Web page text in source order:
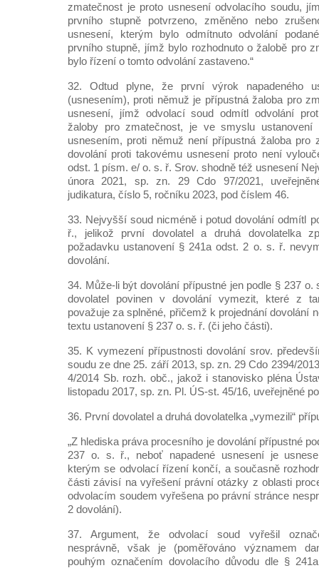
zmatečnost je proto usnesení odvolacího soudu,
prvního stupně potvrzeno, změněno nebo
usnesení, kterým bylo odmítnuto odvolání
prvního stupně, jímž bylo rozhodnuto o žalobě pro
bylo řízení o tomto odvolání zastaveno.“
32. Odtud plyne, že první výrok napadeného
(usnesením), proti němuž je přípustná žaloba pro
usnesení, jímž odvolací soud odmítl odvolání
žaloby pro zmatečnost, je ve smyslu
usnesením, proti němuž není přípustná žaloba pro
dovolání proti takovému usnesení proto není
odst. 1 písm. e/ o. s. ř. Srov. shodně též usnesení
února 2021, sp. zn. 29 Cdo 97/2021,
judikatura, číslo 5, ročníku 2023, pod číslem 46.
33. Nejvyšší soud nicméně i potud dovolání odmítl
ř., jelikož první dovolatel a druhá dovolatelka
požadavku ustanovení § 241a odst. 2 o. s. ř.
dovolání.
34. Může-li být dovolání přípustné jen podle § 237
dovolatel povinen v dovolání vymezit, které z
považuje za splněné, přičemž k projednání dovolání
textu ustanovení § 237 o. s. ř. (či jeho části).
35. K vymezení přípustnosti dovolání srov.
soudu ze dne 25. září 2013, sp. zn. 29 Cdo 2394/
4/2014 Sb. rozh. obč., jakož i stanovisko pléna
listopadu 2017, sp. zn. Pl. ÚS-st. 45/16, uveřejněné
36. První dovolatel a druhá dovolatelka „vymezili“
„Z hlediska práva procesního je dovolání přípustné
237 o. s. ř., neboť napadené usnesení je
kterým se odvolací řízení končí, a současně
části závisí na vyřešení právní otázky z oblasti
odvolacím soudem vyřešena po právní stránce
2 dovolání).
37. Argument, že odvolací soud vyřešil
nesprávně, však je (poměřováno významem
pouhým označením dovolacího důvodu dle §